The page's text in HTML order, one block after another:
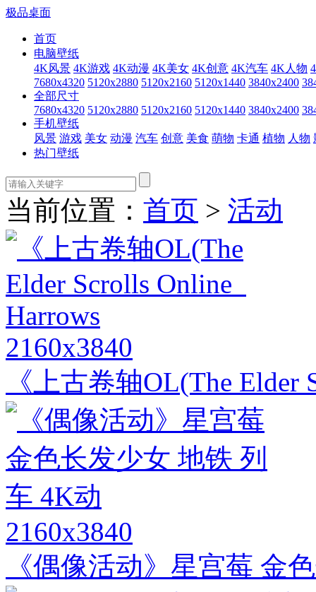
极品桌面
首页
电脑壁纸
4K风景 4K游戏 4K动漫 4K美女 4K创意 4K汽车 4K人物
7680x4320 5120x2880 5120x2160 5120x1440 3840x2400
全部尺寸
7680x4320 5120x2880 5120x2160 5120x1440 3840x2400
手机壁纸
风景 游戏 美女 动漫 汽车 创意 美食 萌物 卡通 植物 人物
热门壁纸
当前位置： 首页 > 活动
2160x3840
《上古卷轴OL(The Elder
2160x3840
《偶像活动》星宫莓 金